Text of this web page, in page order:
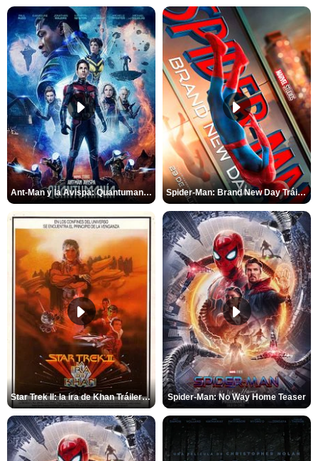
Ant-Man y la Avispa: Quantumanía Tráiler (2) Spider-Man: Brand New Day Tráiler (3)
Star Trek II: la ira de Khan Tráiler VO Spider-Man: No Way Home Teaser